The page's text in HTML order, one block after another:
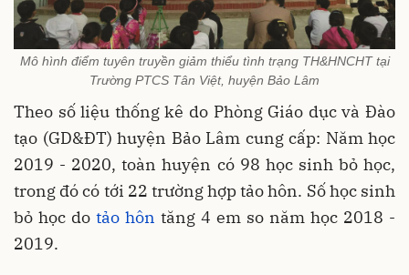
Mô hình điểm tuyên truyền giảm thiểu tình trạng TH&HNCHT tại
Trường PTCS Tân Việt, huyện Bảo Lâm
Theo số liệu thống kê do Phòng Giáo dục và Đào
tạo (GD&ĐT) huyện Bảo Lâm cung cấp: Năm học
2019 - 2020, toàn huyện có 98 học sinh bỏ học,
trong đó có tới 22 trường hợp tảo hôn. Số học sinh
bỏ học do tảo hôn tăng 4 em so năm học 2018 -
2019.